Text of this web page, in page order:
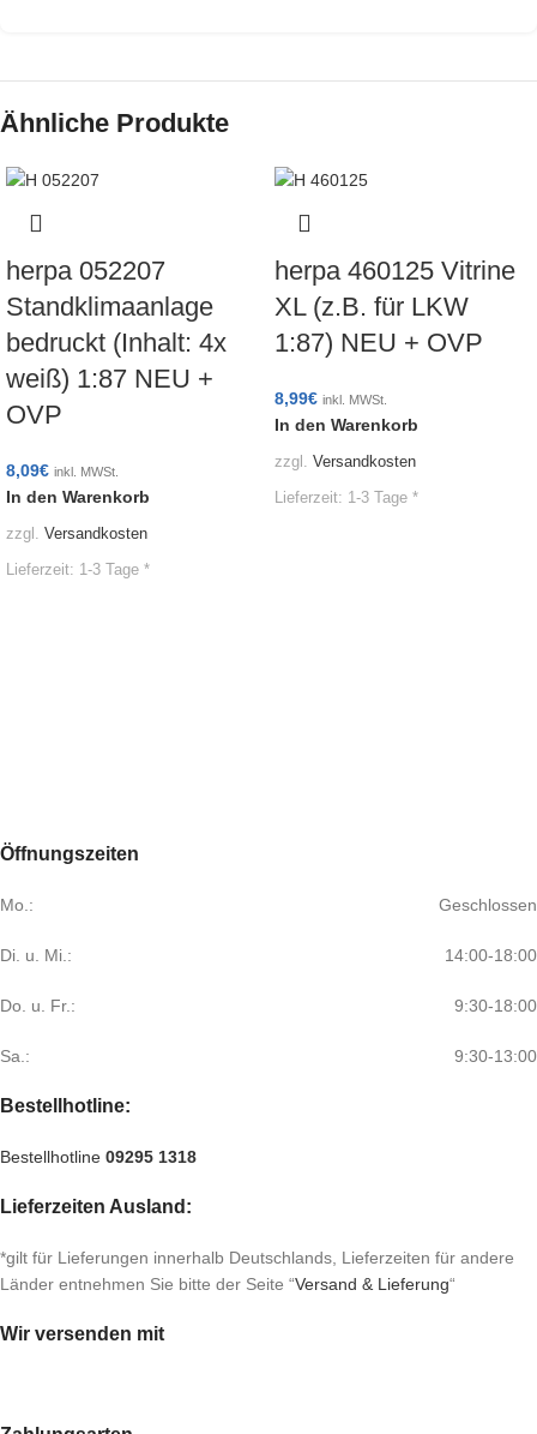
Ähnliche Produkte
herpa 052207
Standklimaanlage
bedruckt (Inhalt: 4x
weiß) 1:87 NEU +
OVP
8,09€ inkl. MWSt.
In den Warenkorb
zzgl. Versandkosten
Lieferzeit: 1-3 Tage *
herpa 460125 Vitrine
XL (z.B. für LKW
1:87) NEU + OVP
8,99€ inkl. MWSt.
In den Warenkorb
zzgl. Versandkosten
Lieferzeit: 1-3 Tage *
Öffnungszeiten
Mo.: Geschlossen
Di. u. Mi.: 14:00-18:00
Do. u. Fr.: 9:30-18:00
Sa.: 9:30-13:00
Bestellhotline:
Bestellhotline 09295 1318
Lieferzeiten Ausland:
*gilt für Lieferungen innerhalb Deutschlands, Lieferzeiten für andere
Länder entnehmen Sie bitte der Seite “Versand & Lieferung“
Wir versenden mit